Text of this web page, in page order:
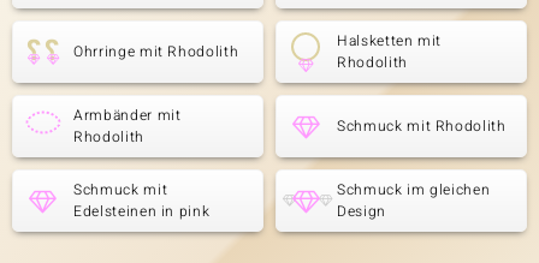
Ohrringe mit Rhodolith
Halsketten mit
Rhodolith
Armbänder mit
Rhodolith
Schmuck mit Rhodolith
Schmuck mit
Edelsteinen in pink
Schmuck im gleichen
Design